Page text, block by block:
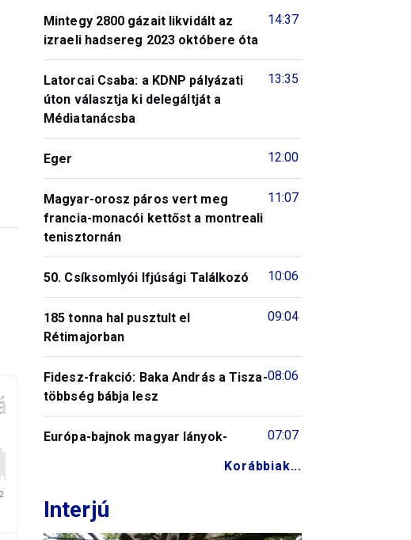
14:37
Mintegy 2800 gázait likvidált az
izraeli hadsereg 2023 októbere óta
13:35
Latorcai Csaba: a KDNP pályázati
úton választja ki delegáltját a
Médiatanácsba
12:00
Eger
11:07
Magyar-orosz páros vert meg
francia-monacói kettőst a montreali
tenisztornán
10:06
50. Csíksomlyói Ifjúsági Találkozó
09:04
185 tonna hal pusztult el
Rétimajorban
08:06
Fidesz-frakció: Baka András a Tisza-
többség bábja lesz
07:07
Európa-bajnok magyar lányok-
Korábbiak...
Interjú